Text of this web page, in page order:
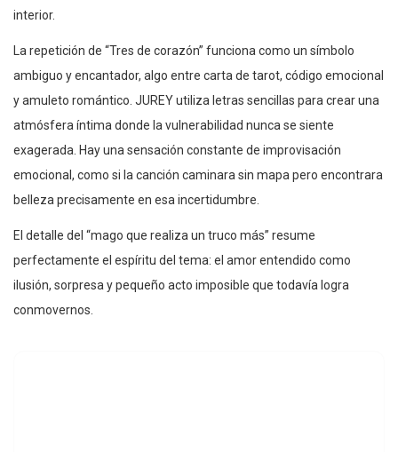
interior.
La repetición de “Tres de corazón” funciona como un símbolo
ambiguo y encantador, algo entre carta de tarot, código emocional
y amuleto romántico. JUREY utiliza letras sencillas para crear una
atmósfera íntima donde la vulnerabilidad nunca se siente
exagerada. Hay una sensación constante de improvisación
emocional, como si la canción caminara sin mapa pero encontrara
belleza precisamente en esa incertidumbre.
El detalle del “mago que realiza un truco más” resume
perfectamente el espíritu del tema: el amor entendido como
ilusión, sorpresa y pequeño acto imposible que todavía logra
conmovernos.